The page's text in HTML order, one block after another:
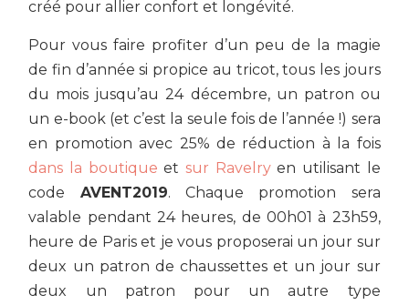
créé pour allier confort et longévité.
Pour vous faire profiter d’un peu de la magie
de fin d’année si propice au tricot, tous les jours
du mois jusqu’au 24 décembre, un patron ou
un e-book (et c’est la seule fois de l’année !) sera
en promotion avec 25% de réduction à la fois
dans la boutique etsur Ravelryen utilisant le
code AVENT2019. Chaque promotion sera
valable pendant 24 heures, de 00h01 à 23h59,
heure de Paris et je vous proposerai un jour sur
deux un patron de chaussettes et un jour sur
deux un patron pour un autre type